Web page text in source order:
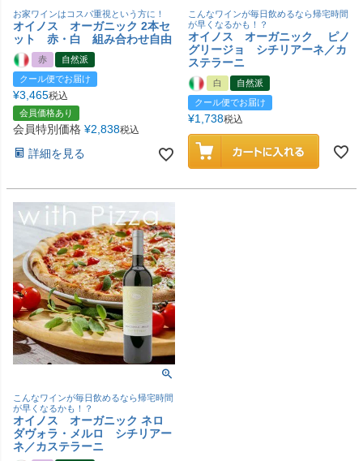
お家ワインはコスパ重視という方に！
オイノス オーガニック 2本セ
ット 赤・白 組み合わせ自由
赤
自然派
クール便でお届け
¥3,465税込
会員価格あり
会員特別価格 ¥2,838税込
詳細を見る
こんなワインが毎日飲めるなら帰宅時間
が早くなるかも！？
オイノス オーガニック ピノ
グリージョ シチリアーネ／カ
ステラーニ
白
自然派
クール便でお届け
¥1,738税込
こんなワインが毎日飲めるなら帰宅時間
が早くなるかも！？
オイノス オーガニック ネロ
ダヴォラ・メルロ シチリアー
ネ／カステラーニ